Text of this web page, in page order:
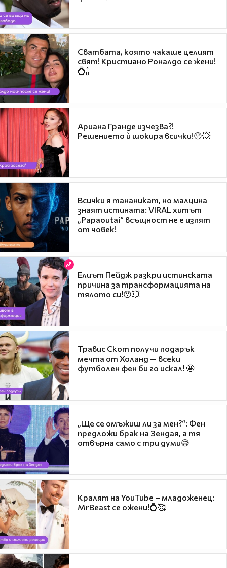
Сватбата, която чакаше целият
свят! Кристиано Роналдо се жени!
💍🍾
Ариана Гранде изчезва?!
Решението ѝ шокира всички!😯💥
Всички я тананикат, но малцина
знаят истината: VIRAL хитът
„Papaoutai“ всъщност не е изпят
от човек!
Елиът Пейдж разкри истинската
причина за трансформацията на
тялото си!😯💥
Травис Скот получи подарък
мечта от Холанд — всеки
футболен фен би го искал! 🤩
„Ще се омъжиш ли за мен?“: Фен
предложи брак на Зендая, а тя
отвърна само с три думи😅
Кралят на YouTube – младоженец:
MrBeast се ожени!💍🥰